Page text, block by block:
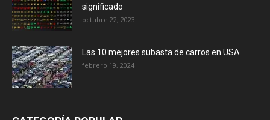
significado
octubre 22, 2023
Las 10 mejores subasta de carros en USA
febrero 19, 2024